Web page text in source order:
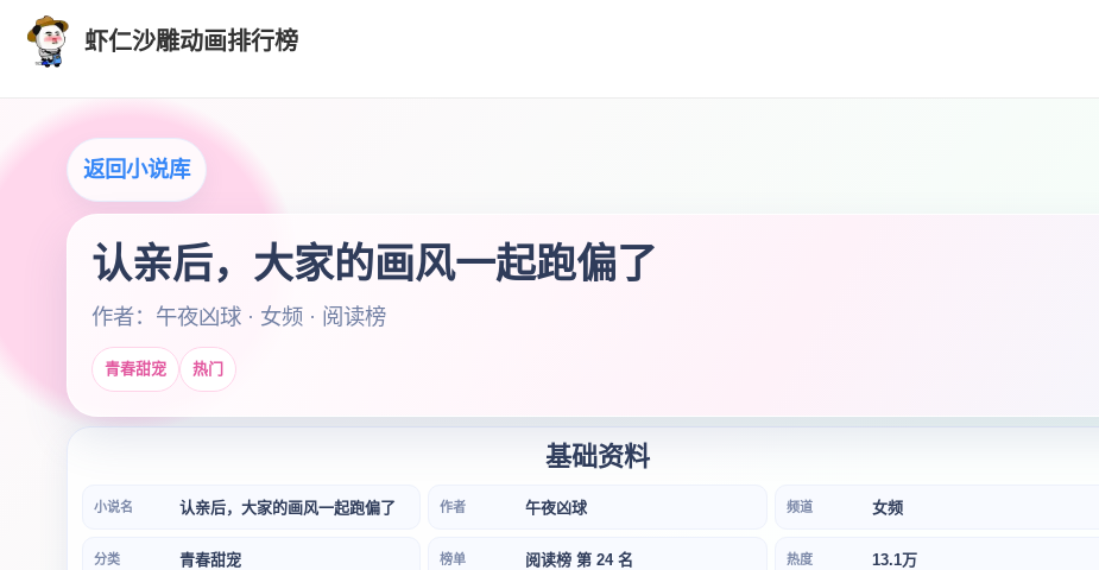
虾仁沙雕动画排行榜
返回小说库
认亲后，大家的画风一起跑偏了
作者：午夜凶球 · 女频 · 阅读榜
青春甜宠 热门
基础资料
小说名 认亲后，大家的画风一起跑偏了 作者 午夜凶球 频道 女频
分类 青春甜宠 榜单 阅读榜 第 24 名 热度 13.1万